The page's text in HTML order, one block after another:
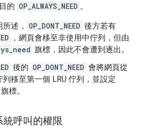
的 OP_ALWAYS_NEED 。
述， OP_DONT_NEED 後方若有
，網頁會移至非使用中佇列，但由
旗標，因此不會遭到逐出。
後的 OP_DONT_NEED 會將網頁從
移至第一個 LRU 佇列，並設定
旗標。
統呼叫的權限